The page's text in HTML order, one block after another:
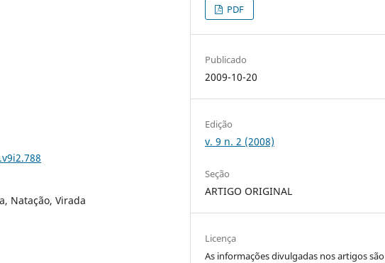
Natação, Virada
PDF
Publicado
2009-10-20
Edição
v. 9 n. 2 (2008)
Seção
ARTIGO ORIGINAL
Licença
As informações divulgadas nos artigos são